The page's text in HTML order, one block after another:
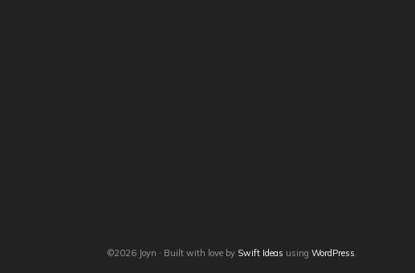
©2026 Joyn · Built with love by Swift Ideas using WordPress.